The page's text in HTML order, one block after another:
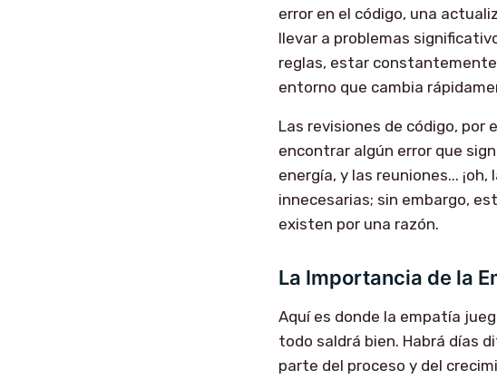
error en el código, una
llevar a problemas
reglas, estar
entorno que cambia
Las revisiones de código, por
encontrar algún error que
energía, y las reuniones...
innecesarias; sin embargo,
existen por una razón.
La Importancia de la
Aquí es donde la empatía
todo saldrá bien. Habrá días
parte del proceso y del